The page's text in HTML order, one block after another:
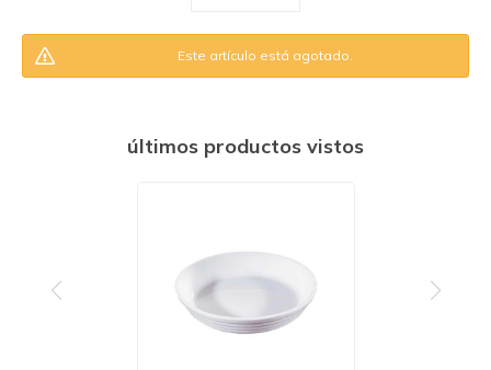
Este artículo está agotado.
últimos productos vistos